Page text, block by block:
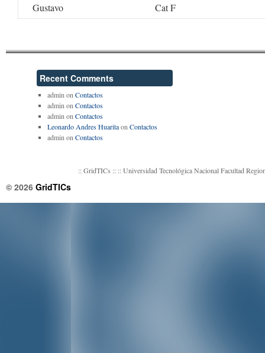
Gustavo
Cat F
Recent Comments
admin on Contactos
admin on Contactos
admin on Contactos
Leonardo Andres Huaritaon Contactos
admin on Contactos
:: GridTICs :: :: Universidad Tecnológica Nacional Facultad
© 2026 GridTICs